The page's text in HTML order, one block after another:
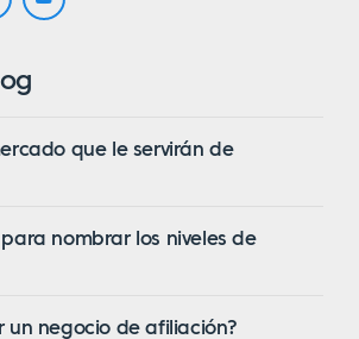
que le servirán de
nombrar los niveles de
un negocio de afiliación?